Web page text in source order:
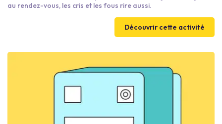
au rendez-vous, les cris et les fous rire aussi.
Découvrir cette activité